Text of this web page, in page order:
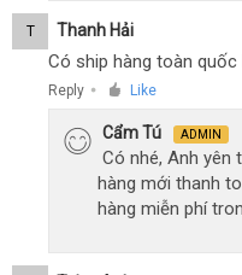
T Thanh Hải
Có ship hàng toàn quốc
Reply ● Like
Cẩm Tú ADMIN
Có nhé, Anh yên
hàng mới thanh
hàng miễn phí